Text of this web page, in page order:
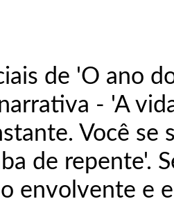
de 'O ano
- 'A
Você se
de repente'.
envolvente e